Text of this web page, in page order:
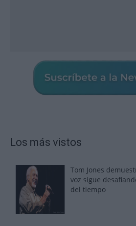
Los más vistos
Tom Jones
voz sigue
del tiempo